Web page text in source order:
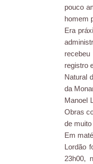
pouco
homem
Era
registro
Natural
da
Manoel
Obras
de
Em
Lordão
23h00,